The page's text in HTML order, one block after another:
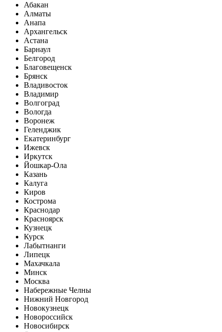
Абакан
Алматы
Анапа
Архангельск
Астана
Барнаул
Белгород
Благовещенск
Брянск
Владивосток
Владимир
Волгоград
Вологда
Воронеж
Геленджик
Екатеринбург
Ижевск
Иркутск
Йошкар-Ола
Казань
Калуга
Киров
Кострома
Краснодар
Красноярск
Кузнецк
Курск
Лабытнанги
Липецк
Махачкала
Минск
Москва
Набережные Челны
Нижний Новгород
Новокузнецк
Новороссийск
Новосибирск